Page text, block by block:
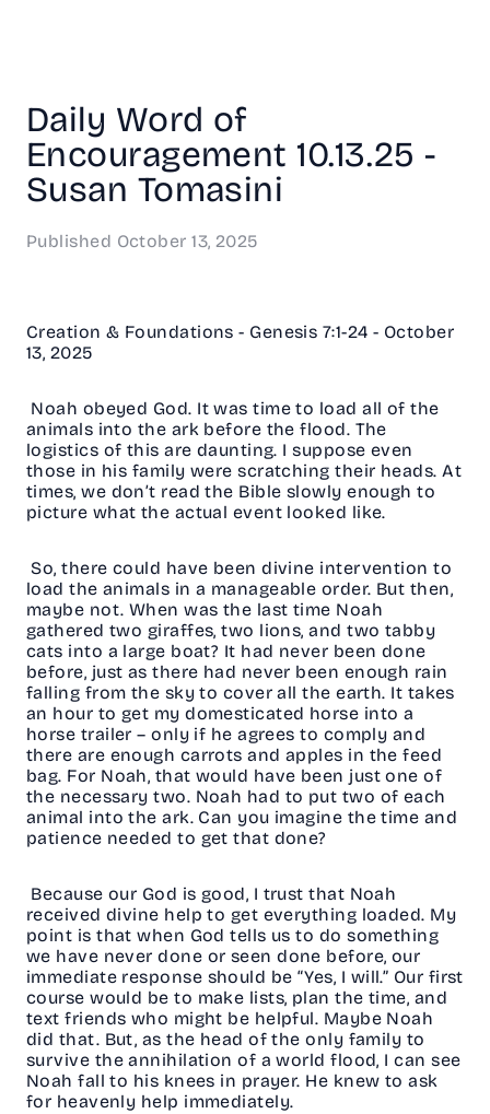
Daily Word of
Encouragement 10.13.25 -
Susan Tomasini
Published October 13, 2025
Creation & Foundations - Genesis 7:1-24 - October
13, 2025
Noah obeyed God. It was time to load all of the
animals into the ark before the flood. The
logistics of this are daunting. I suppose even
those in his family were scratching their heads. At
times, we don’t read the Bible slowly enough to
picture what the actual event looked like.
So, there could have been divine intervention to
load the animals in a manageable order. But then,
maybe not. When was the last time Noah
gathered two giraffes, two lions, and two tabby
cats into a large boat? It had never been done
before, just as there had never been enough rain
falling from the sky to cover all the earth. It takes
an hour to get my domesticated horse into a
horse trailer – only if he agrees to comply and
there are enough carrots and apples in the feed
bag. For Noah, that would have been just one of
the necessary two. Noah had to put two of each
animal into the ark. Can you imagine the time and
patience needed to get that done?
Because our God is good, I trust that Noah
received divine help to get everything loaded. My
point is that when God tells us to do something
we have never done or seen done before, our
immediate response should be “Yes, I will.” Our first
course would be to make lists, plan the time, and
text friends who might be helpful. Maybe Noah
did that. But, as the head of the only family to
survive the annihilation of a world flood, I can see
Noah fall to his knees in prayer. He knew to ask
for heavenly help immediately.